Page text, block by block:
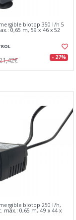
biotop 350 l/h 5
0,65 m, 59 x 46 x 52
- 27%
biotop 250 l/h,
max.: 0,65 m, 49 x 44 x